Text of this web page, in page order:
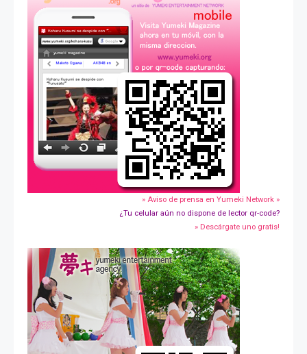
» Aviso de prensa en Yumeki Network »
¿Tu celular aún no dispone de lector qr-code?
» Descárgate uno gratis!